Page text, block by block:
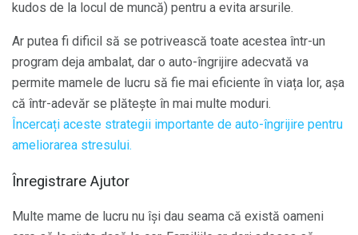
kudos de la locul de muncă) pentru a evita arsurile.
Ar putea fi dificil să se potrivească toate acestea într-un
program deja ambalat, dar o auto-îngrijire adecvată va
permite mamele de lucru să fie mai eficiente în viața lor, așa
că într-adevăr se plătește în mai multe moduri.
Încercați aceste strategii importante de auto-îngrijire pentru
ameliorarea stresului.
Înregistrare Ajutor
Multe mame de lucru nu își dau seama că există oameni